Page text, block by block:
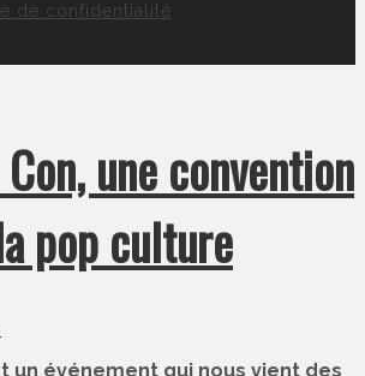
de confidentialité
une convention
pop culture
un événement qui nous vient des